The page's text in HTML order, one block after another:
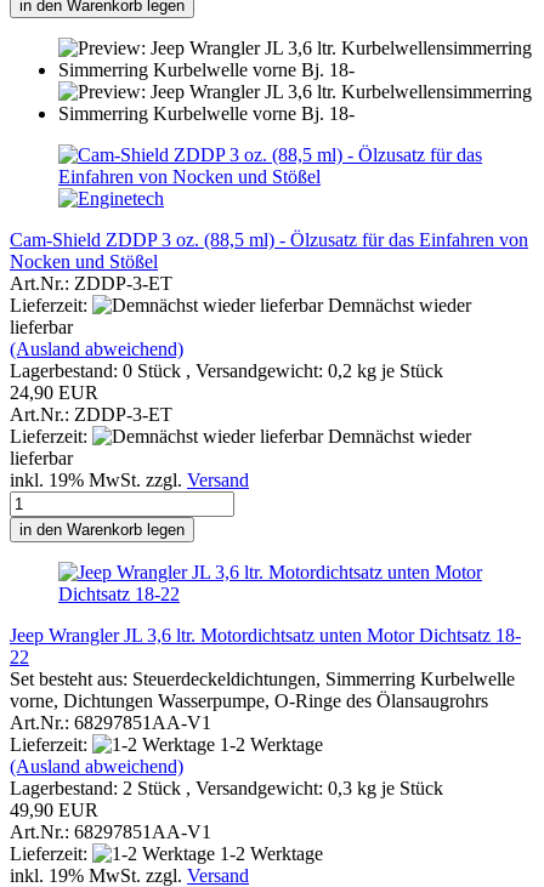
in den Warenkorb legen
Cam-Shield ZDDP 3 oz. (88,5 ml) - Ölzusatz für das Einfahren von
Nocken und Stößel
Art.Nr.: ZDDP-3-ET
Lieferzeit:
Demnächst wieder
lieferbar
(Ausland abweichend)
Lagerbestand: 0 Stück , Versandgewicht: 0,2 kg je Stück
24,90 EUR
Art.Nr.: ZDDP-3-ET
Lieferzeit:
Demnächst wieder
lieferbar
inkl. 19% MwSt. zzgl. Versand
in den Warenkorb legen
Jeep Wrangler JL 3,6 ltr. Motordichtsatz unten Motor Dichtsatz 18-
22
Set besteht aus: Steuerdeckeldichtungen, Simmerring Kurbelwelle
vorne, Dichtungen Wasserpumpe, O-Ringe des Ölansaugrohrs
Art.Nr.: 68297851AA-V1
Lieferzeit:
1-2 Werktage
(Ausland abweichend)
Lagerbestand: 2 Stück , Versandgewicht: 0,3 kg je Stück
49,90 EUR
Art.Nr.: 68297851AA-V1
Lieferzeit:
1-2 Werktage
inkl. 19% MwSt. zzgl. Versand